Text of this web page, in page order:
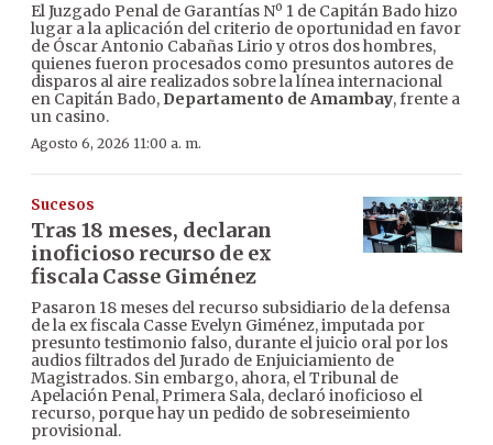
El Juzgado Penal de Garantías Nº 1 de Capitán Bado hizo
lugar a la aplicación del criterio de oportunidad en favor
de Óscar Antonio Cabañas Lirio y otros dos hombres,
quienes fueron procesados como presuntos autores de
disparos al aire realizados sobre la línea internacional
en Capitán Bado, Departamento de Amambay, frente a
un casino.
Agosto 6, 2026 11:00 a. m.
Sucesos
Tras 18 meses, declaran
inoficioso recurso de ex
fiscala Casse Giménez
Pasaron 18 meses del recurso subsidiario de la defensa
de la ex fiscala Casse Evelyn Giménez, imputada por
presunto testimonio falso, durante el juicio oral por los
audios filtrados del Jurado de Enjuiciamiento de
Magistrados. Sin embargo, ahora, el Tribunal de
Apelación Penal, Primera Sala, declaró inoficioso el
recurso, porque hay un pedido de sobreseimiento
provisional.